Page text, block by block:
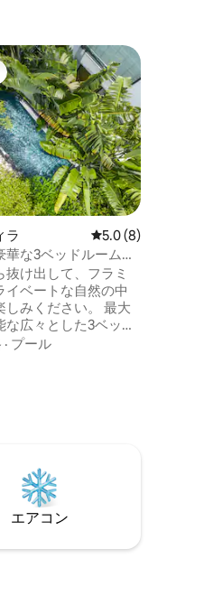
平均評価
イスです。
ラ レビュー8件、5つ
5.0 (8)
な3ベッドルームの
スタブ
け出して、フラミ
イベートな自然の中
ください。 最大
広々とした3ベッド
家族やご友人グル
リア、ビリヤード
、居心地の良いリ
やかな朝を過ごすの
· プール
エアコン